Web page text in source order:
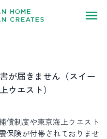
が届きません（スイー
ウエスト）
償制度や東京海上ウエスト
保険が付帯されておりませ